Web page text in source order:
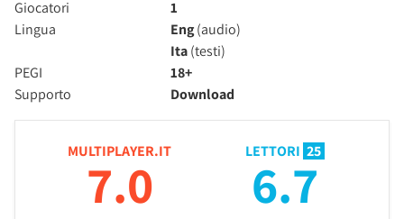
Giocatori
1
Lingua
Eng(audio)
Ita(testi)
PEGI
18+
Supporto
Download
MULTIPLAYER.IT
7.0
LETTORI 25
6.7